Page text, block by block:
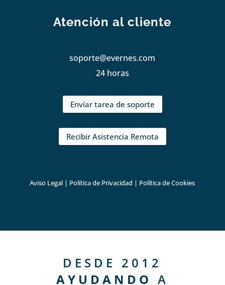
Atención al cliente
soporte@evernes.com
24 horas
Envíar tarea de soporte
Recibir Asistencia Remota
Aviso Legal | Política de Privacidad | Política de Cookies
DESDE 2012
AYUDANDO A